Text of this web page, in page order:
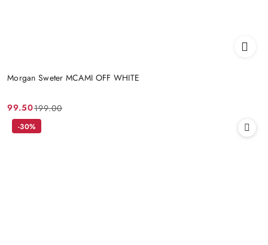
Morgan Sweter MCAMI OFF WHITE
Cena
promocyjna:
99.50
Cena
przed
199.00
-30%